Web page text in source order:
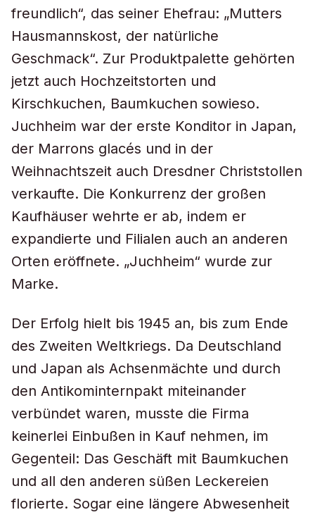
freundlich“, das seiner Ehefrau: „Mutters
Hausmannskost, der natürliche
Geschmack“. Zur Produktpalette gehörten
jetzt auch Hochzeitstorten und
Kirschkuchen, Baumkuchen sowieso.
Juchheim war der erste Konditor in Japan,
der Marrons glacés und in der
Weihnachtszeit auch Dresdner Christstollen
verkaufte. Die Konkurrenz der großen
Kaufhäuser wehrte er ab, indem er
expandierte und Filialen auch an anderen
Orten eröffnete. „Juchheim“ wurde zur
Marke.
Der Erfolg hielt bis 1945 an, bis zum Ende
des Zweiten Weltkriegs. Da Deutschland
und Japan als Achsenmächte und durch
den Antikominternpakt miteinander
verbündet waren, musste die Firma
keinerlei Einbußen in Kauf nehmen, im
Gegenteil: Das Geschäft mit Baumkuchen
und all den anderen süßen Leckereien
florierte. Sogar eine längere Abwesenheit